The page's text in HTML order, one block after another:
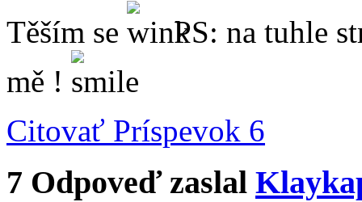
Těším se
PS: na tuhle
mě !
Citovať Príspevok 6
7 Odpoveď zaslal